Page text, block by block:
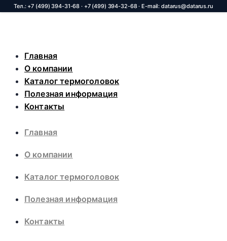
Skip
content
Главная
О компании
Каталог термоголовок
Полезная информация
Контакты
Главная
О компании
Каталог термоголовок
Полезная информация
Контакты